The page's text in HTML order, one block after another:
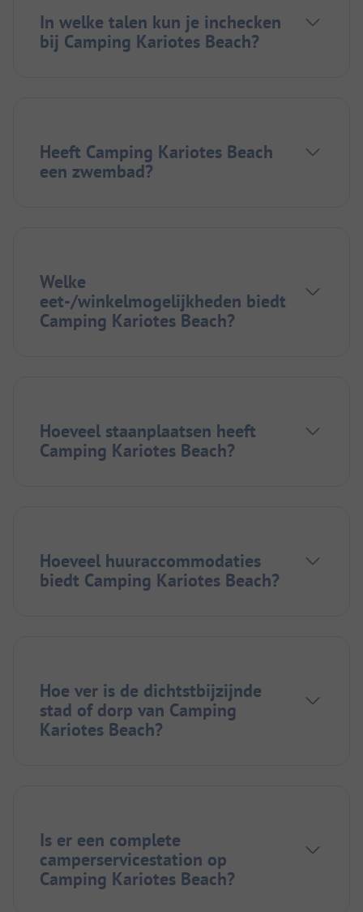
In welke talen kun je inchecken
bij Camping Kariotes Beach?
Heeft Camping Kariotes Beach
een zwembad?
Welke
eet-/winkelmogelijkheden biedt
Camping Kariotes Beach?
Hoeveel staanplaatsen heeft
Camping Kariotes Beach?
Hoeveel huuraccommodaties
biedt Camping Kariotes Beach?
Hoe ver is de dichtstbijzijnde
stad of dorp van Camping
Kariotes Beach?
Is er een complete
camperservicestation op
Camping Kariotes Beach?